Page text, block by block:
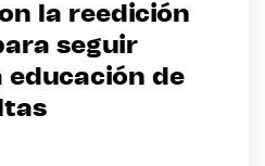
la reedición
seguir
educación de